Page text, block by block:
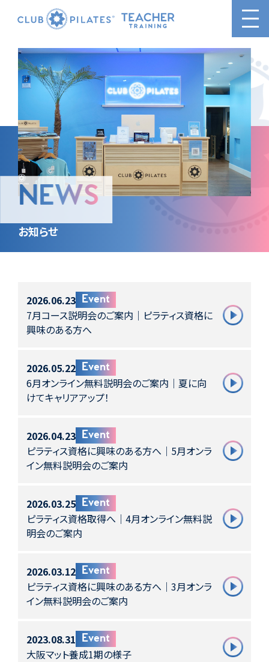
NEWS
お知らせ
2026.06.23 Event
7月コース説明会のご案内｜ピラティス資格に
興味のある方へ
2026.05.22 Event
6月オンライン無料説明会のご案内｜夏に向
けてキャリアアップ！
2026.04.23 Event
ピラティス資格に興味のある方へ｜5月オンラ
イン無料説明会のご案内
2026.03.25 Event
ピラティス資格取得へ｜4月オンライン無料説
明会のご案内
2026.03.12 Event
ピラティス資格に興味のある方へ｜3月オンラ
イン無料説明会のご案内
2023.08.31 Event
大阪マット養成1期の様子